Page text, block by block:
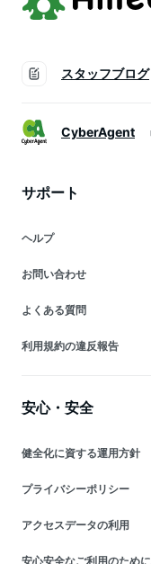
スタッフブログ
CyberAgent
サポート
ヘルプ
お問い合わせ
よくある質問
利用規約の違反報告
安心・安全
健全化に資する運用方針
プライバシーポリシー
アクセスデータの利用
安心安全なご利用のために